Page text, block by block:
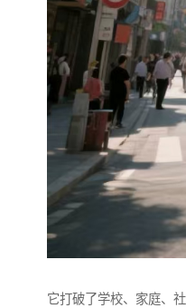
它打破了学校、家庭、